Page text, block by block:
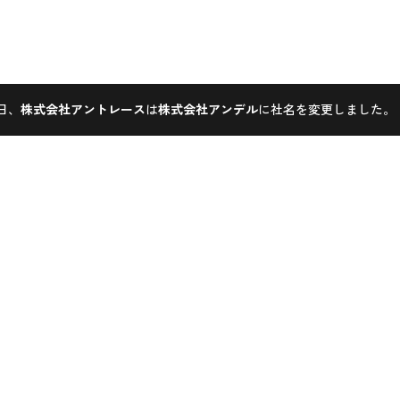
株式会社アントレースは株式会社アンデルに社名を変更しました。